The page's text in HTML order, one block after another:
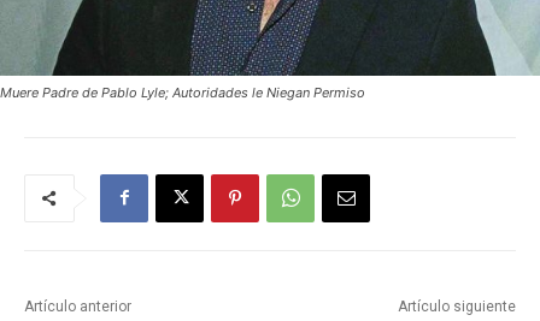
Muere Padre de Pablo Lyle; Autoridades le Niegan Permiso
Artículo anterior Artículo siguiente